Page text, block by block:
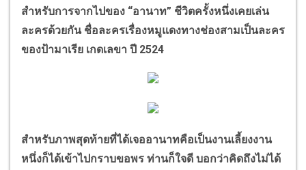
สำหรับการจากไปของ “อานาท” ชีวิตครั้งหนึ่งเคยเล่น
ละครด้วยกัน ชื่อละครเรื่องหมูแดงทางช่องสามเป็นละคร
ของป้ามาเรีย เกดเลขา ปี 2524
สำหรับภาพสุดท้ายที่ได้เจออานาทคือเป็นงานเลี้ยงงาน
หนึ่งก็ได้เข้าไปกราบขอพร ท่านก็ใจดี บอกว่าคิดถึงไม่ได้